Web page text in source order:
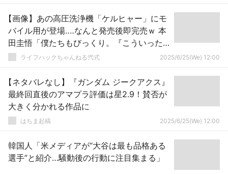
【画像】あの高圧洗浄機「ケルヒャー」にモ
バイル用が登場‥‥なんと発売後即完売ｗ 本
田圭悟「僕たちもびっくり。『こういった
のが欲しかった』というメールがすごい」
ライフハックちゃんねる弐式 2025/6/25(We) 12:00
【ネタバレなし】『ガンダム ジークアクス』
最終回直後のアマプラ評価は星2.9！賛否が
大きく分かれる作品に
はちま起稿 2025/6/25(We) 12:00
韓国人「米メディアが“大谷は最も品格ある
選手”と紹介…騒動後の行動に注目集まる」